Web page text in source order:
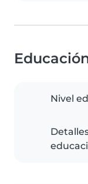
Nivel